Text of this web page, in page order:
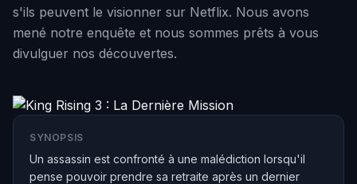
s'ils peuvent le visionner sur Netflix. Nous avons
mené notre enquête et nous sommes prêts à vous
divulguer nos découvertes.
SYNOPSIS
Un assassin est confronté à une malédiction lorsqu'il
pense pouvoir prendre sa retraite après un dernier